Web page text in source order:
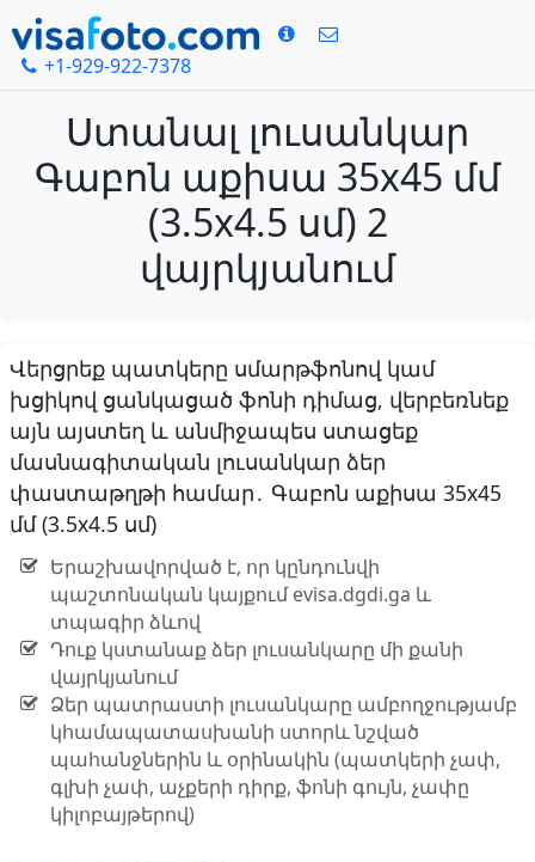
+1-929-922-7378
Ստանալ լուսանկար
Գաբոն աքիսա 35x45 մմ
(3.5x4.5 սմ) 2
վայրկյանում
Վերցրեք պատկերը սմարթֆոնով կամ
խցիկով ցանկացած ֆոնի դիմաց, վերբեռնեք
այն այստեղ և անմիջապես ստացեք
մասնագիտական լուսանկար ձեր
փաստաթղթի համար․ Գաբոն աքիսա 35x45
մմ (3.5x4.5 սմ)
Երաշխավորված է, որ կընդունվի
պաշտոնական կայքում evisa.dgdi.ga և
տպագիր ձևով
Դուք կստանաք ձեր լուսանկարը մի քանի
վայրկյանում
Ձեր պատրաստի լուսանկարը ամբողջությամբ
կհամապատասխանի ստորև նշված
պահանջներին և օրինակին (պատկերի չափ,
գլխի չափ, աչքերի դիրք, ֆոնի գույն, չափը
կիլոբայթերով)